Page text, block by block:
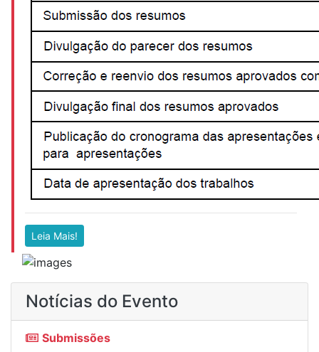
Leia Mais!
Notícias do Evento
Submissões